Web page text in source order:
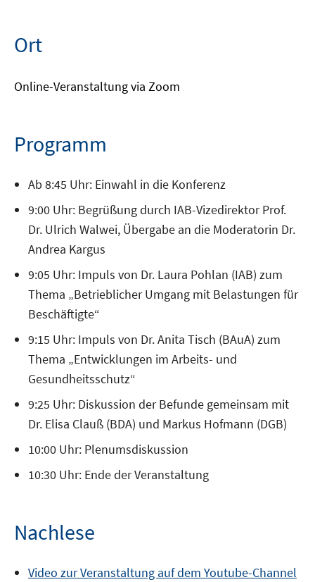
Ort
Online-Veranstaltung via Zoom
Programm
Ab 8:45 Uhr: Einwahl in die Konferenz
9:00 Uhr: Begrüßung durch IAB-Vizedirektor Prof.
Dr. Ulrich Walwei, Übergabe an die Moderatorin Dr.
Andrea Kargus
9:05 Uhr: Impuls von Dr. Laura Pohlan (IAB) zum
Thema „Betrieblicher Umgang mit Belastungen für
Beschäftigte“
9:15 Uhr: Impuls von Dr. Anita Tisch (BAuA) zum
Thema „Entwicklungen im Arbeits- und
Gesundheitsschutz“
9:25 Uhr: Diskussion der Befunde gemeinsam mit
Dr. Elisa Clauß (BDA) und Markus Hofmann (DGB)
10:00 Uhr: Plenumsdiskussion
10:30 Uhr: Ende der Veranstaltung
Nachlese
Video zur Veranstaltung auf dem Youtube-Channel